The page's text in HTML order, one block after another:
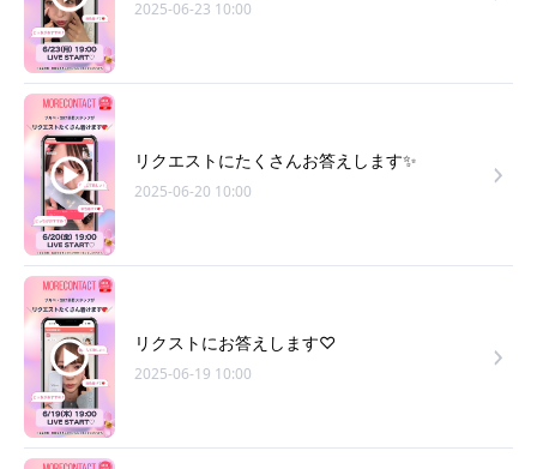
2025-06-23 10:00
リクエストにたくさんお答えします✨
2025-06-20 10:00
リクストにお答えします♡
2025-06-19 10:00